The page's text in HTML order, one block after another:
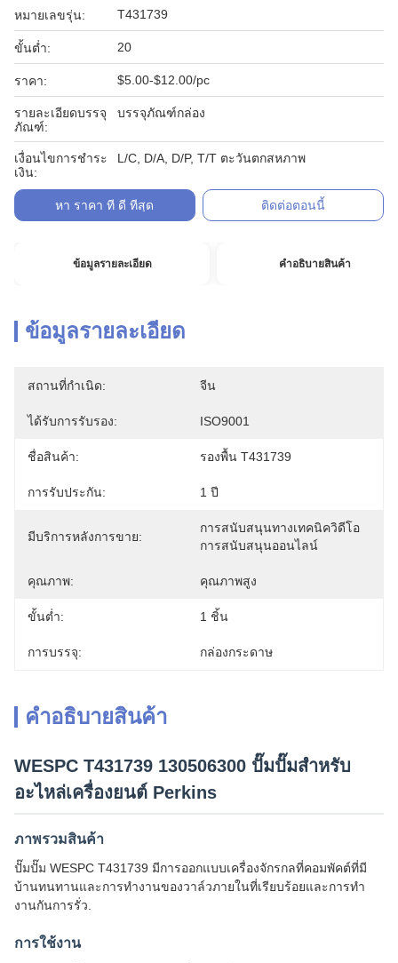
หมายเลขรุ่น: T431739
ขั้นต่ำ: 20
ราคา: $5.00-$12.00/pc
รายละเอียดบรรจุ
ภัณฑ์:
บรรจุภัณฑ์กล่อง
เงื่อนไขการชำระ
เงิน:
L/C, D/A, D/P, T/T ตะวันตกสหภาพ
หา ราคา ที่ ดี ที่สุด ติดต่อตอนนี้
ข้อมูลรายละเอียด คําอธิบายสินค้า
ข้อมูลรายละเอียด
สถานที่กำเนิด: จีน
ได้รับการรับรอง: ISO9001
ชื่อสินค้า: รองพื้น T431739
การรับประกัน: 1 ปี
มีบริการหลังการขาย:
การสนับสนุนทางเทคนิควิดีโอ
การสนับสนุนออนไลน์
คุณภาพ: คุณภาพสูง
ขั้นต่ำ: 1 ชิ้น
การบรรจุ: กล่องกระดาษ
คําอธิบายสินค้า
WESPC T431739 130506300 ปั๊มปั๊มสําหรับ
อะไหล่เครื่องยนต์ Perkins
ภาพรวมสินค้า
ปั๊มปั๊ม WESPC T431739 มีการออกแบบเครื่องจักรกลที่คอมพัคต์ที่มี
บ้านทนทานและการทํางานของวาล์วภายในที่เรียบร้อยและการทํา
งานกันการรั่ว.
การใช้งาน